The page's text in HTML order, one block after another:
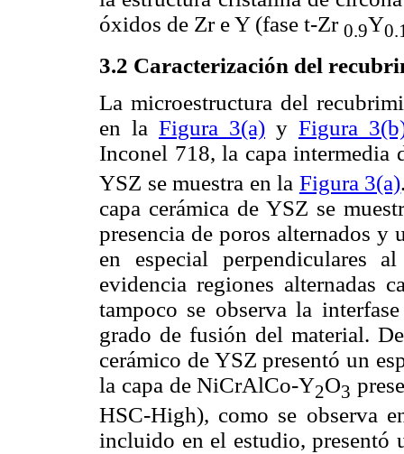
óxidos de Zr e Y (fase t-Zr 0.9Y
3.2 Caracterización del
La microestructura del
en la Figura 3(a) y Figura
Inconel 718, la capa
YSZ se muestra en la Figura 3(a)
capa cerámica de YSZ se
presencia de poros alternados y
en especial perpendiculares
evidencia regiones alternadas
tampoco se observa la
grado de fusión del material.
cerámico de YSZ presentó un
la capa de NiCrAlCo-Y2O3
HSC-High), como se observa
incluido en el estudio, presentó